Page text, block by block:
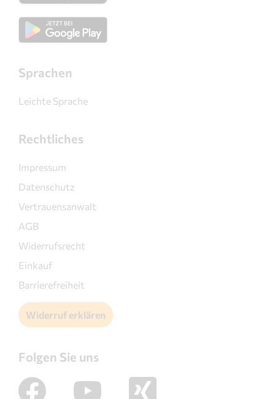
Sprachen
Leichte Sprache
Rechtliches
Impressum
Datenschutz
Vertrauensanwalt
AGB
Widerrufsrecht
Einkauf
Barrierefreiheit
Widerruf erklären
Folgen Sie uns